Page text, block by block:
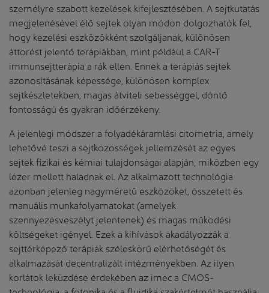
személyre szabott kezelések kifejlesztésében. A sejtkutatás
megjelenésével élő sejtek olyan módon dolgozhatók fel,
hogy kezelési eszközökként szolgáljanak, különösen
áttörést jelentő terápiákban, mint például a CAR-T
immunsejtterápia a rák ellen. Ennek a terápiás sejtek
azonosításának képessége, különösen komplex
sejtkészletekben, magas átviteli sebességgel, döntő
fontosságú és gyakran időérzékeny.
A jelenlegi módszer a folyadékáramlási citometria, amely
lehetővé teszi a sejtközösségek jellemzését az egyes
sejtek fizikai és kémiai tulajdonságai alapján, miközben egy
lézer mellett haladnak el. Az alkalmazott technológia
azonban jelenleg nagyméretű eszközöket, összetett és
manuális munkafolyamatokat (amelyek
szennyezésveszélyt jelentenek) és magas működési
költségeket igényel. Ezek a kihívások akadályozzák a
sejttérképező terápiák széleskörű elérhetőségét és
alkalmazását decentralizált intézményekben. Az ilyen
korlátok leküzdése érdekében az imec a CMOS-